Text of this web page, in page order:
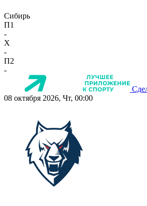
Сибирь
П1
-
X
-
П2
-
08 октября 2026, Чт, 00:00